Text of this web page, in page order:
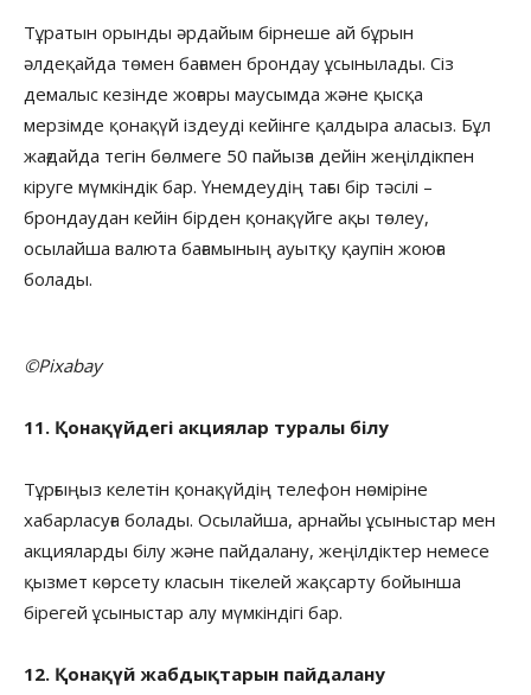
Тұратын орынды әрдайым бірнеше ай бұрын
әлдеқайда төмен бағамен брондау ұсынылады. Сіз
демалыс кезінде жоғары маусымда және қысқа
мерзімде қонақүй іздеуді кейінге қалдыра аласыз. Бұл
жағдайда тегін бөлмеге 50 пайызға дейін жеңілдікпен
кіруге мүмкіндік бар. Үнемдеудің тағы бір тәсілі –
брондаудан кейін бірден қонақүйге ақы төлеу,
осылайша валюта бағамының ауытқу қаупін жоюға
болады.
©Pixabay
11. Қонақүйдегі акциялар туралы білу
Тұрғыңыз келетін қонақүйдің телефон нөміріне
хабарласуға болады. Осылайша, арнайы ұсыныстар мен
акцияларды білу және пайдалану, жеңілдіктер немесе
қызмет көрсету класын тікелей жақсарту бойынша
бірегей ұсыныстар алу мүмкіндігі бар.
12. Қонақүй жабдықтарын пайдалану